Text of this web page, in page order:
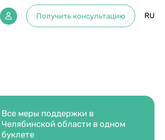
Получить консультацию RU
Все меры поддержки в
Челябинской области в одном
буклете